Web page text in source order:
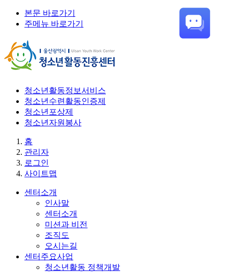
본문 바로가기
주메뉴 바로가기
청소년활동정보서비스
청소년수련활동인증제
청소년포상제
청소년자원봉사
홈
관리자
로그인
사이트맵
센터소개
인사말
센터소개
미션과 비전
조직도
오시는길
센터주요사업
청소년활동 정책개발